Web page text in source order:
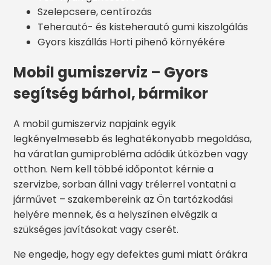
Szelepcsere, centírozás
Teherautó- és kisteherautó gumi kiszolgálás
Gyors kiszállás Horti pihenő környékére
Mobil gumiszerviz – Gyors
segítség bárhol, bármikor
A mobil gumiszerviz napjaink egyik
legkényelmesebb és leghatékonyabb megoldása,
ha váratlan gumiprobléma adódik útközben vagy
otthon. Nem kell többé időpontot kérnie a
szervizbe, sorban állni vagy trélerrel vontatni a
járművet – szakembereink az Ön tartózkodási
helyére mennek, és a helyszínen elvégzik a
szükséges javításokat vagy cserét.
Ne engedje, hogy egy defektes gumi miatt órákra